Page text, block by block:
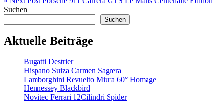
Suchen
Suchen
Aktuelle Beiträge
Bugatti Destrier
Hispano Suiza Carmen Sagrera
Lamborghini Revuelto Miura 60° Homage
Hennessey Blackbird
Novitec Ferrari 12Cilindri Spider